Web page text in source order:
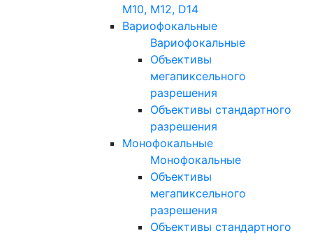
M10, M12, D14
Вариофокальные
Вариофокальные
Объективы
мегапиксельного
разрешения
Объективы стандартного
разрешения
Монофокальные
Монофокальные
Объективы
мегапиксельного
разрешения
Объективы стандартного